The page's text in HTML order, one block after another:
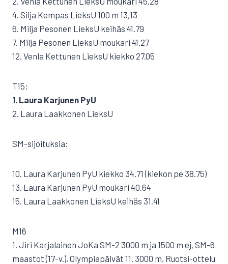
4. Silja Kempas LieksU 100 m 13,13
6. Milja Pesonen LieksU keihäs 41.79
7. Milja Pesonen LieksU moukari 41.27
12. Venla Kettunen LieksU kiekko 27.05
T15:
1. Laura Karjunen PyU
2. Laura Laakkonen LieksU
SM-sijoituksia:
10. Laura Karjunen PyU kiekko 34.71 (kiekon pe 38.75)
13. Laura Karjunen PyU moukari 40.64
15. Laura Laakkonen LieksU keihäs 31.41
M16
1. Jiri Karjalainen JoKa SM-2 3000 m ja 1500 m ej, SM-6
maastot (17-v.), Olympiapäivät 11. 3000 m, Ruotsi-ottelu